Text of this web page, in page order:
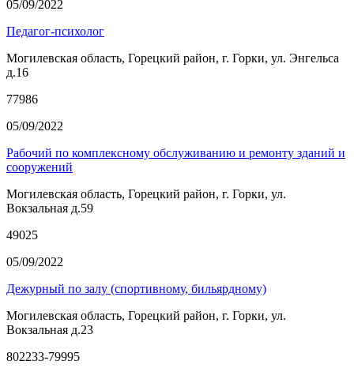
05/09/2022
Педагог-психолог
Могилевская область, Горецкий район, г. Горки, ул. Энгельса
д.16
77986
05/09/2022
Рабочий по комплексному обслуживанию и ремонту зданий и
сооружений
Могилевская область, Горецкий район, г. Горки, ул.
Вокзальная д.59
49025
05/09/2022
Дежурный по залу (спортивному, бильярдному)
Могилевская область, Горецкий район, г. Горки, ул.
Вокзальная д.23
802233-79995